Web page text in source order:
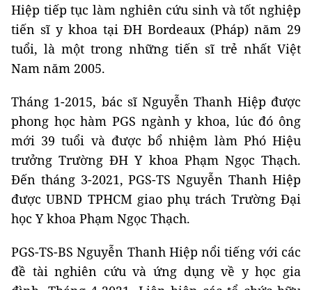
Hiệp tiếp tục làm nghiên cứu sinh và tốt nghiệp
tiến sĩ y khoa tại ĐH Bordeaux (Pháp) năm 29
tuổi, là một trong những tiến sĩ trẻ nhất Việt
Nam năm 2005.
Tháng 1-2015, bác sĩ Nguyễn Thanh Hiệp được
phong học hàm PGS ngành y khoa, lúc đó ông
mới 39 tuổi và được bổ nhiệm làm Phó Hiệu
trưởng Trường ĐH Y khoa Phạm Ngọc Thạch.
Đến tháng 3-2021, PGS-TS Nguyễn Thanh Hiệp
được UBND TPHCM giao phụ trách Trường Đại
học Y khoa Phạm Ngọc Thạch.
PGS-TS-BS Nguyễn Thanh Hiệp nổi tiếng với các
đề tài nghiên cứu và ứng dụng về y học gia